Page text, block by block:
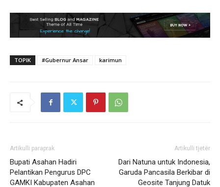
TOPIK #Gubernur Ansar karimun
Artikulli paraprak
Bupati Asahan Hadiri
Pelantikan Pengurus DPC
GAMKI Kabupaten Asahan
Artikulli tjetër
Dari Natuna untuk Indonesia,
Garuda Pancasila Berkibar di
Geosite Tanjung Datuk